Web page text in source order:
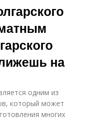
Вкусное лечо
на
одним из
который может
многих